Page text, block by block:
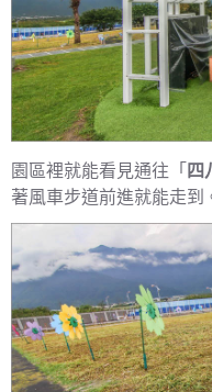
園區裡就能看見通往「 四
著風車步道前進就能走到